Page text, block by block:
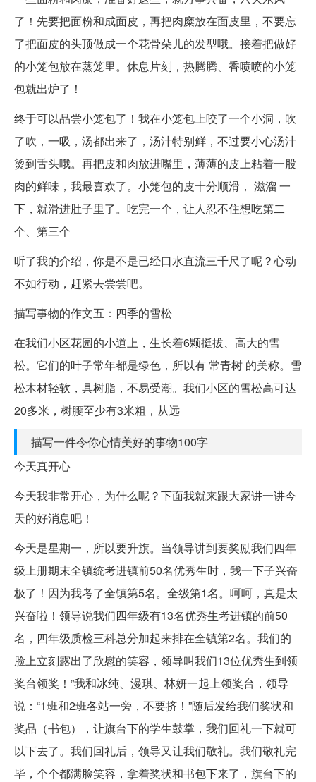
了！先要把面粉和成面皮，再把肉糜放在面皮里，不要忘
了把面皮的头顶做成一个花骨朵儿的发型哦。接着把做好
的小笼包放在蒸笼里。休息片刻，热腾腾、香喷喷的小笼
包就出炉了！
终于可以品尝小笼包了！我在小笼包上咬了一个小洞，吹
了吹，一吸，汤都出来了，汤汁特别鲜，不过要小心汤汁
烫到舌头哦。再把皮和肉放进嘴里，薄薄的皮上粘着一股
肉的鲜味，我最喜欢了。小笼包的皮十分顺滑， 滋溜 一
下，就滑进肚子里了。吃完一个，让人忍不住想吃第二
个、第三个
听了我的介绍，你是不是已经口水直流三千尺了呢？心动
不如行动，赶紧去尝尝吧。
描写事物的作文五：四季的雪松
在我们小区花园的小道上，生长着6颗挺拔、高大的雪
松。它们的叶子常年都是绿色，所以有 常青树 的美称。雪
松木材轻软，具树脂，不易受潮。我们小区的雪松高可达
20多米，树腰至少有3米粗，从远
描写一件令你心情美好的事物100字
今天真开心
今天我非常开心，为什么呢？下面我就来跟大家讲一讲今
天的好消息吧！
今天是星期一，所以要升旗。当领导讲到要奖励我们四年
级上册期末全镇统考进镇前50名优秀生时，我一下子兴奋
极了！因为我考了全镇第5名。全级第1名。呵呵，真是太
兴奋啦！领导说我们四年级有13名优秀生考进镇的前50
名，四年级质检三科总分加起来排在全镇第2名。我们的
脸上立刻露出了欣慰的笑容，领导叫我们13位优秀生到领
奖台领奖！”我和冰纯、漫琪、林妍一起上领奖台，领导
说：“1班和2班各站一旁，不要挤！”随后发给我们奖状和
奖品（书包），让旗台下的学生鼓掌，我们回礼一下就可
以下去了。我们回礼后，领导又让我们敬礼。我们敬礼完
毕，个个都满脸笑容，拿着奖状和书包下来了，旗台下的